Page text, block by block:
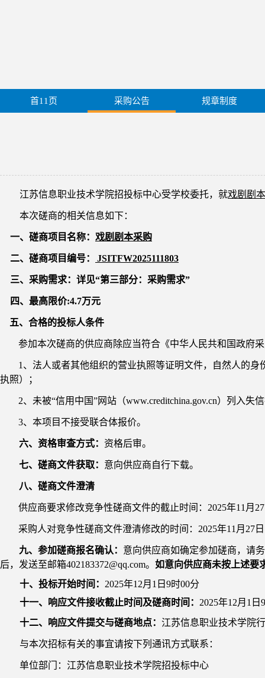
首11页 采购公告 规章制度
江苏信息职业技术学院招投标中心受学校委托，就戏剧剧
本次磋商的相关信息如下：
一、磋商项目名称： 戏剧剧本采购
二、磋商项目编号： JSITFW2025111803
三、采购需求：详见“第三部分：采购需求”
四、最高限价:4.7万元
五、合格的投标人条件
参加本次磋商的供应商除应当符合《中华人民共和国政府
1、法人或者其他组织的营业执照等证明文件，自然人的
执照）；
2、未被“信用中国”网站（www.creditchina.gov.cn）列入
3、本项目不接受联合体报价。
六、资格审查方式： 资格后审。
七、磋商文件获取： 意向供应商自行下载。
八、磋商文件澄清
供应商要求修改竞争性磋商文件的截止时间： 2025年11 月 27
采购人对竞争性磋商文件澄清修改的时间： 2025年11 月 27 日
九、参加磋商报名确认： 意向供应商如确定参加磋商，请
后，发送至邮箱402183372@qq.com。 如意向供应商未按上述要
十、投标开始时间： 2025年12月 1 日 9时00分
十一、响应文件接收截止时间及磋商时间： 2025年12月 1 日 9
十二、响应文件提交与磋商地点： 江苏信息职业技术学院
与本次招标有关的事宜请按下列通讯方式联系：
单位部门：江苏信息职业技术学院招投标中心